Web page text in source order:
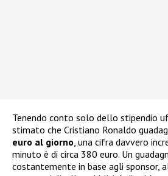
Tenendo conto solo dello stipendio
stimato che Cristiano Ronaldo
euro al giorno, una cifra davvero
minuto è di circa 380 euro. Un
costantemente in base agli sponsor,